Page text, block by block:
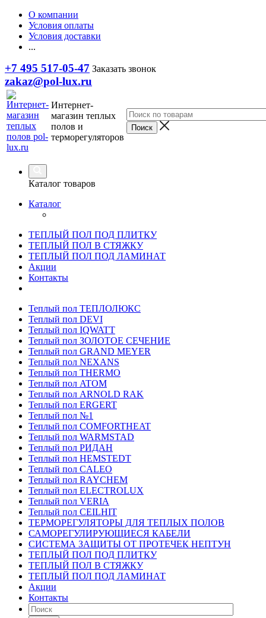
О компании
Условия оплаты
Условия доставки
...
+7 495 517-05-47 Заказать звонок
zakaz@pol-lux.ru
Интернет-
магазин теплых
полов и
терморегуляторов
Каталог товаров
Каталог
ТЕПЛЫЙ ПОЛ ПОД ПЛИТКУ
ТЕПЛЫЙ ПОЛ В СТЯЖКУ
ТЕПЛЫЙ ПОЛ ПОД ЛАМИНАТ
Акции
Контакты
Теплый пол ТЕПЛОЛЮКС
Теплый пол DEVI
Теплый пол IQWATT
Теплый пол ЗОЛОТОЕ СЕЧЕНИЕ
Теплый пол GRAND MEYER
Теплый пол NEXANS
Теплый пол THERMO
Теплый пол ATOM
Теплый пол ARNOLD RAK
Теплый пол ERGERT
Теплый пол №1
Теплый пол COMFORTHEAT
Теплый пол WARMSTAD
Теплый пол РИДАН
Теплый пол HEMSTEDT
Теплый пол CALEO
Теплый пол RAYCHEM
Теплый пол ELECTROLUX
Теплый пол VERIA
Теплый пол CEILHIT
ТЕРМОРЕГУЛЯТОРЫ ДЛЯ ТЕПЛЫХ ПОЛОВ
САМОРЕГУЛИРУЮЩИЕСЯ КАБЕЛИ
СИСТЕМА ЗАЩИТЫ ОТ ПРОТЕЧЕК НЕПТУН
ТЕПЛЫЙ ПОЛ ПОД ПЛИТКУ
ТЕПЛЫЙ ПОЛ В СТЯЖКУ
ТЕПЛЫЙ ПОЛ ПОД ЛАМИНАТ
Акции
Контакты